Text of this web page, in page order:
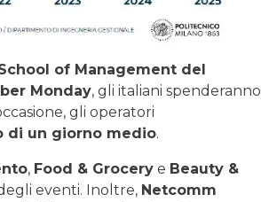
of Management del
Monday, gli italiani spenderanno
gli operatori
di un giorno medio.
, Food & Grocery e Beauty &
eventi. Inoltre, Netcomm